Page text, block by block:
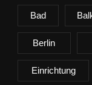
Bad
Berlin
Einrichtung